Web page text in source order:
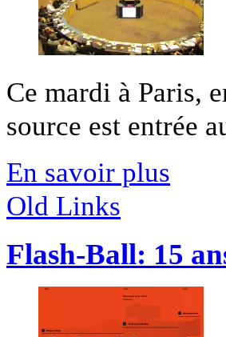
Ce mardi à Paris,
source est entrée
En savoir plus
Old Links
Flash-Ball: 15